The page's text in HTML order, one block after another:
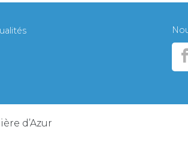
d’Azur